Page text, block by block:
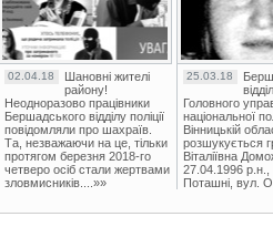
02.04.18
Шановні жителі
району!
Неодноразово працівники
Бершадського відділу поліції
повідомляли про шахраїв.
Та, незважаючи на це, тільки
протягом березня 2018-го
четверо осіб стали жертвами
зловмисників....»»
25.03.18
Головного
національної
Вінницькій
розшукується
Віталіївна
27.04.1996 р.н.,
Поташні, вул.